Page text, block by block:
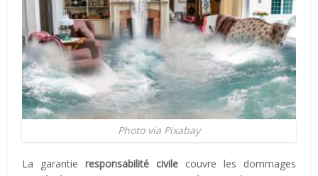
Photo via Pixabay
La garantieresponsabilité civile couvre les dommages